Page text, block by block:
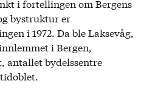
i fortellingen om Bergens
bystruktur er
i 1972. Da ble Laksevåg,
i Bergen,
antallet bydelssentre